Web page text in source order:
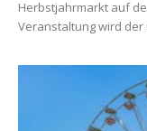
Herbstjahrmarkt auf
Veranstaltung wird der